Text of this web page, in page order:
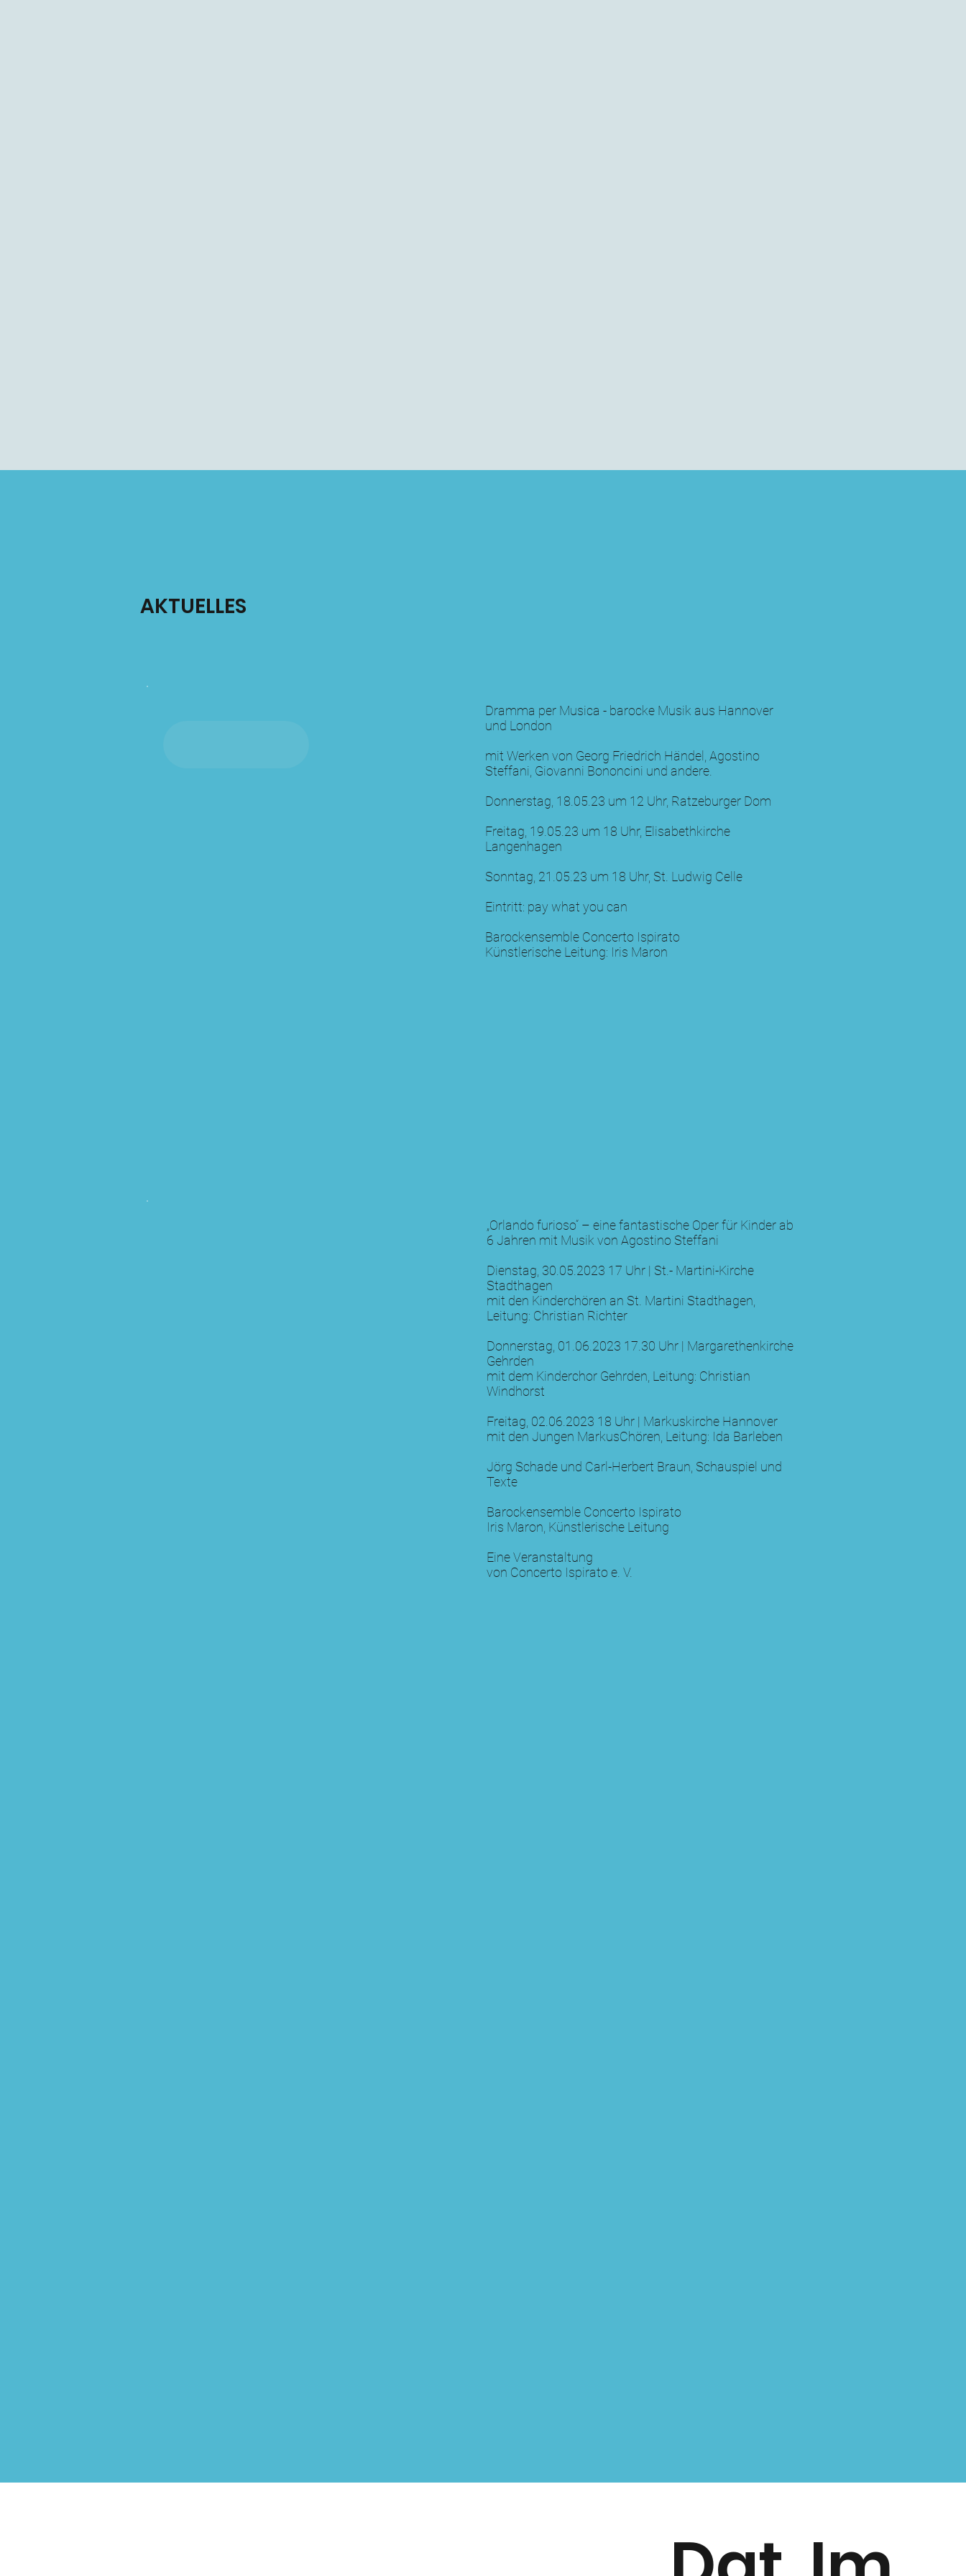
AKTUELLES
„Orlando furioso“ – eine fantastische Oper für Kinder ab
6 Jahren mit Musik von Agostino Steffani
Dienstag, 30.05.2023 17 Uhr | St.- Martini-Kirche
Stadthagen
mit den Kinderchören an St. Martini Stadthagen,
Leitung: Christian Richter
Donnerstag, 01.06.2023 17.30 Uhr | Margarethenkirche
Gehrden
mit dem Kinderchor Gehrden, Leitung: Christian
Windhorst
Freitag, 02.06.2023 18 Uhr | Markuskirche Hannover
mit den Jungen MarkusChören, Leitung: Ida Barleben
Jörg Schade und Carl-Herbert Braun, Schauspiel und
Texte
Barockensemble Concerto Ispirato
Iris Maron , Künstlerische Leitung
Eine Veranstaltung
von Concerto Ispirato e. V.
Dramma per Musica - barocke Musik aus Hannover
und London
mit Werken von Georg Friedrich Händel, Agostino
Steffani, Giovanni Bononcini und andere.
Donnerstag, 18.05.23 um 12 Uhr, Ratzeburger Dom
Freitag, 19.05.23 um 18 Uhr, Elisabethkirche
Langenhagen
Sonntag, 21.05.23 um 18 Uhr, St. Ludwig Celle
Eintritt: pay what you can
Barockensemble Concerto Ispirato
Künstlerische Leitung: Iris Maron